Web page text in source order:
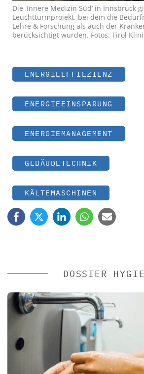
Die ‚Innere Medizin Süd‘ in Innsbruck
Leuchtturmprojekt, bei dem die
Lehre & Forschung als auch der
berücksichtigt wurden. Fotos: Tirol
ENERGIEEFFIEZIENZ
ENERGIEEINSPARUNG
ENERGIEMANAGEMENT
GEBÄUDETECHNIK
KÄLTEMASCHINEN
DOSSIER